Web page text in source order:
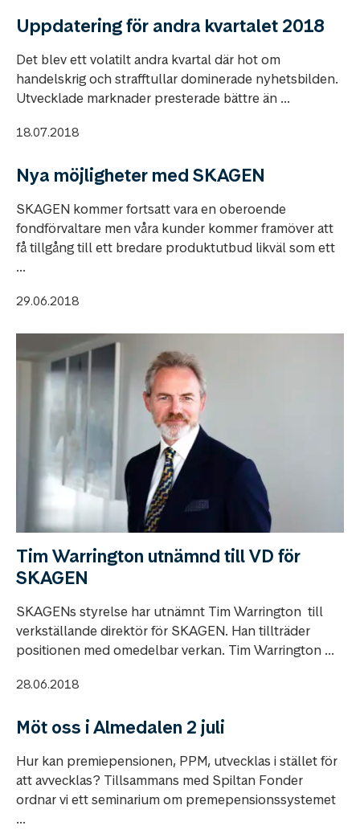
Uppdatering för andra kvartalet 2018
Det blev ett volatilt andra kvartal där hot om
handelskrig och strafftullar dominerade nyhetsbilden.
Utvecklade marknader presterade bättre än ...
18.07.2018
Nya möjligheter med SKAGEN
SKAGEN kommer fortsatt vara en oberoende
fondförvaltare men våra kunder kommer framöver att
få tillgång till ett bredare produktutbud likväl som ett
...
29.06.2018
Tim Warrington utnämnd till VD för
SKAGEN
SKAGENs styrelse har utnämnt Tim Warrington till
verkställande direktör för SKAGEN. Han tillträder
positionen med omedelbar verkan. Tim Warrington ...
28.06.2018
Möt oss i Almedalen 2 juli
Hur kan premiepensionen, PPM, utvecklas i stället för
att avvecklas? Tillsammans med Spiltan Fonder
ordnar vi ett seminarium om premepensionssystemet
...